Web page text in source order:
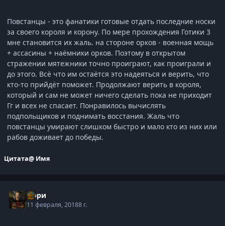
Повстанцы - это фанатики готовые отдать последние носки
за своего короля и корону. По мере прохождения Готики 3
мне становится их жаль. на стороне орков - военная мощь
+ ассасины + наёмники орков. Поэтому в открытом
стражении мятежники точно проиграют, как проиграли и
до этого. Всё что им остаётся это надеяться и верить, что
кто-то прийдёт поможет. Продолжают верить в короля,
который и сам не может ничего сделать пока не приходит
Гг и всех не спасает. Понравилось вычислять
подпольщиков и поднимать восстания. Жаль что
повстанцы умирают слишком быстро и мало кто из них или
рабов доживает до победы.
Цитата@ Имя
Орри
11 февраля, 20188 г.